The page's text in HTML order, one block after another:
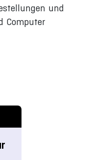
und
Computer